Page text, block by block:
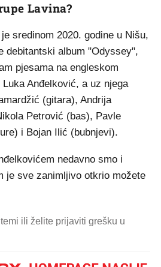
Lavina?
sredinom 2020. godine u Nišu,
debitantski album "Odyssey",
pjesama na engleskom
Anđelković, a uz njega
(gitara), Andrija
Petrović (bas), Pavle
i Bojan Ilić (bubnjevi).
nedavno smo i
je sve zanimljivo otkrio možete
ili želite prijaviti grešku u